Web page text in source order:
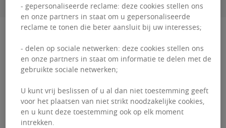
Beschrijving
Congres 5-7: prachtig en prestigieus gebouw
gelegen tussen het metrostation Madou en de
Congreskolonie. Zeer helder. Keukenhoek,
airconditioning, H/D ...
Congres
- gepersonaliseerde reclame: deze cookies stellen ons
en onze partners in staat om u gepersonaliseerde
reclame te tonen die beter aansluit bij uw interesses;
- delen op sociale netwerken: deze cookies stellen ons
en onze partners in staat om informatie te delen met de
gebruikte sociale netwerken;
U kunt vrij beslissen of u al dan niet toestemming geeft
voor het plaatsen van niet strikt noodzakelijke cookies,
en u kunt deze toestemming ook op elk moment
intrekken.